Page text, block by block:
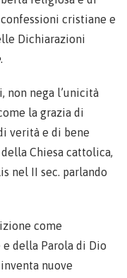
cristiane e
Dichiarazioni
.
non nega l’unicità
la grazia di
verità e di bene
Chiesa cattolica,
nel II sec. parlando
come
della Parola di Dio
nuove